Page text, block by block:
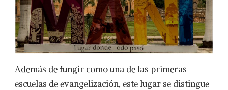
Además de fungir como una de las primeras
escuelas de evangelización, este lugar se distingue